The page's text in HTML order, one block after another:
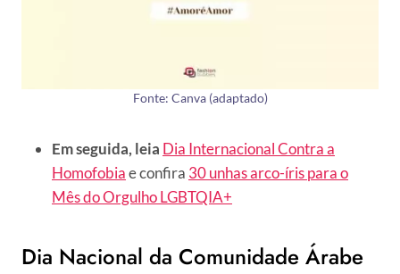
Fonte: Canva (adaptado)
Em seguida, leia Dia Internacional Contra a
Homofobiae confira 30 unhas arco-íris para o
Mês do Orgulho LGBTQIA+
Dia Nacional da Comunidade Árabe